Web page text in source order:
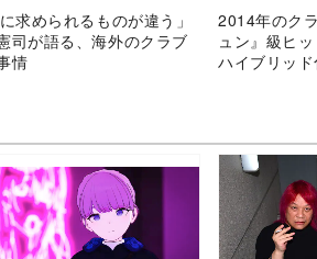
に求められるものが違う」
司が語る、海外のクラブ
情
2014年のク
ュン』級ヒ
ハイブリッ